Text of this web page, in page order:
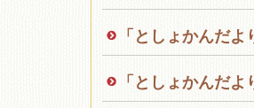
「としょかんだ
「としょかんだ